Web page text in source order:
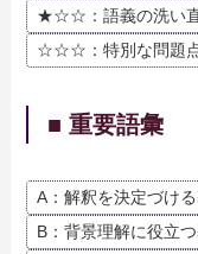
★☆☆：語義の洗い
☆☆☆：特別な問題
■ 重要語彙
A：解釈を決定づけ
B：背景理解に役立